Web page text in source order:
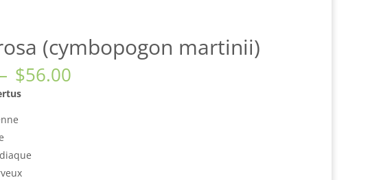
(cymbopogon martinii)
– $56.00Plage